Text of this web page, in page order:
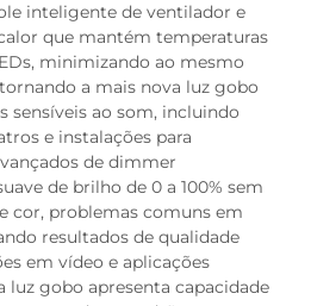
inteligente de ventilador e
que mantém temperaturas
minimizando ao mesmo
a mais nova luz gobo
sensíveis ao som, incluindo
e instalações para
de dimmer
de brilho de 0 a 100% sem
cor, problemas comuns em
resultados de qualidade
em vídeo e aplicações
luz gobo apresenta capacidade